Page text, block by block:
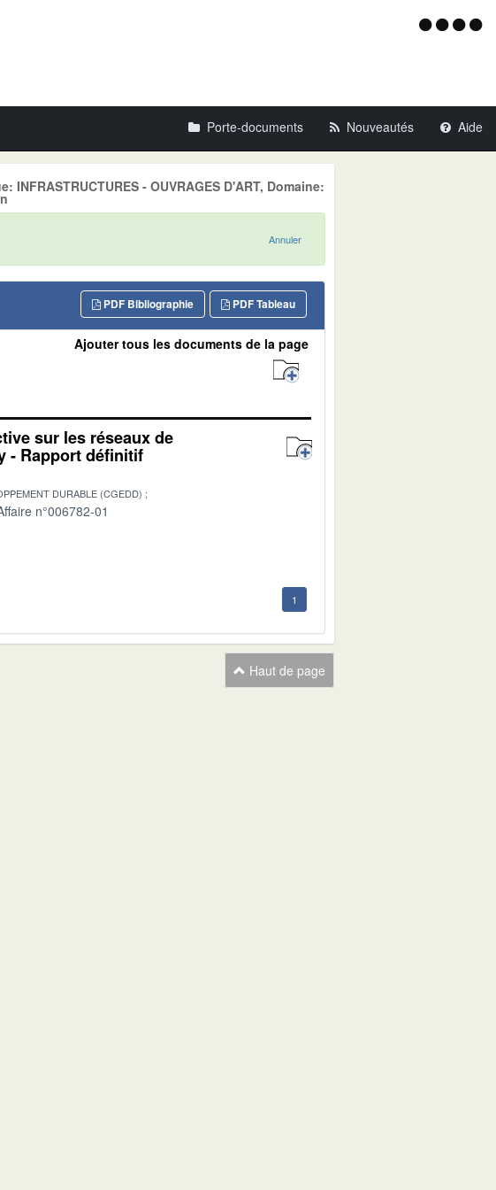
Menu
Porte-documents Nouveautés Aide
- OUVRAGES D'ART, Domaine:
Annuler
PDF Tableau
PDF Bibliographie
Ajouter tous les documents de la page
sur les réseaux de
- Rapport définitif
DURABLE (CGEDD)
n°006782-01
1
Haut de page